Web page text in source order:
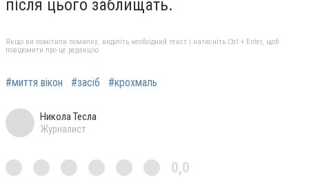
після цього заблищать.
Якщо ви помітили помилку, виділіть необхідний текст і натисніть Ctrl + Enter, щоб
повідомити про це редакцію
#миття вікон #засіб #крохмаль
Никола Тесла
Журналист
0,0